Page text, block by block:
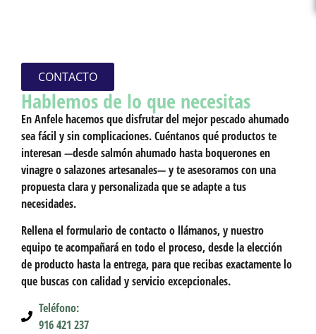
CONTACTO
Hablemos de lo que necesitas
EnAnfelehacemos que disfrutar del mejor pescado ahumado
seafácil y sin complicaciones. Cuéntanos qué productos te
interesan —desde salmón ahumado hasta boquerones en
vinagre o salazones artesanales— y te asesoramos con una
propuesta clara y personalizadaque se adapte a tus
necesidades.
Rellena el formulario de contacto o llámanos, y nuestro
equipo te acompañaráen todo el proceso, desde la elección
de producto hasta la entrega, para que recibas exactamente lo
que buscas concalidad y servicio excepcionales.
Teléfono:
916 421 237